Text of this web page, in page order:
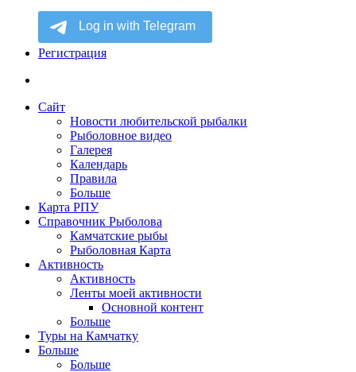
Регистрация
Сайт
Новости любительской рыбалки
Рыболовное видео
Галерея
Календарь
Правила
Больше
Карта РПУ
Справочник Рыболова
Камчатские рыбы
Рыболовная Карта
Активность
Активность
Ленты моей активности
Основной контент
Больше
Туры на Камчатку
Больше
Больше